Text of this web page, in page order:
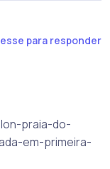
para responder
praia-do-
em-primeira-